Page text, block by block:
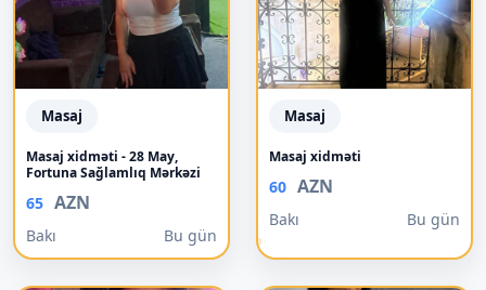
Masaj
Masaj xidməti - 28 May,
Fortuna Sağlamlıq Mərkəzi
65 AZN
Bakı Bu gün
Masaj
Masaj xidməti
60 AZN
Bakı Bu gün